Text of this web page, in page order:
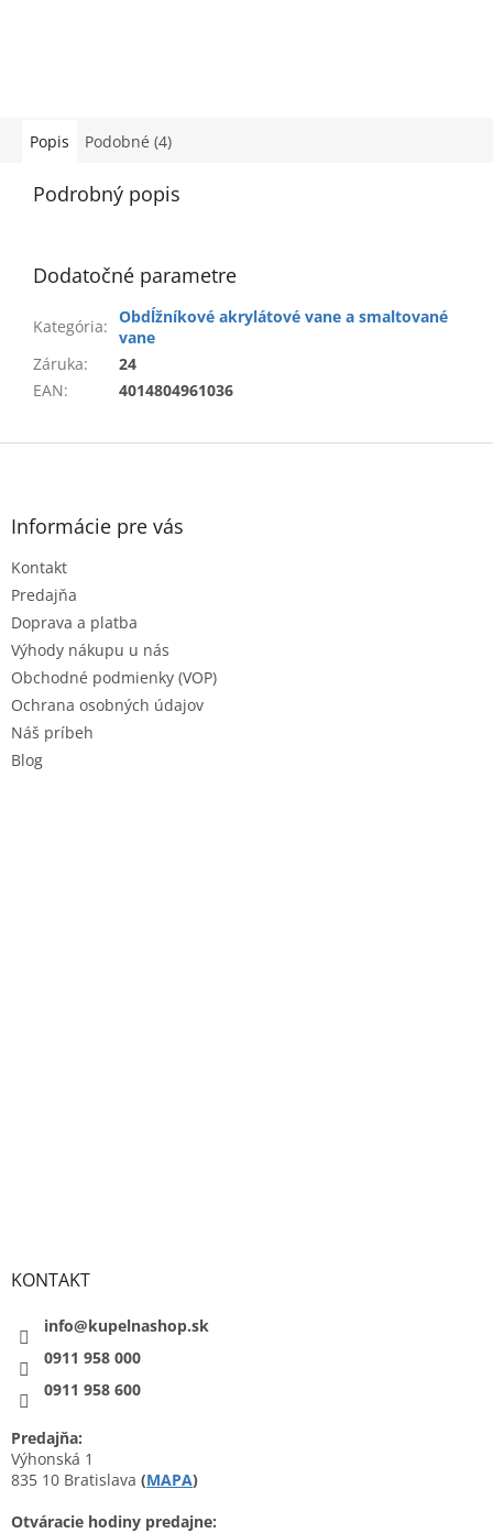
Popis Podobné (4)
Podrobný popis
Dodatočné parametre
Kategória: Obdĺžníkové akrylátové vane a smaltované
vane
Záruka:
24
EAN: 4014804961036
Z
Informácie pre vás
Kontakt
Predajňa
Doprava a platba
Výhody nákupu u nás
Obchodné podmienky (VOP)
Ochrana osobných údajov
Náš príbeh
Blog
KONTAKT
info@kupelnashop.sk
0911 958 000
0911 958 600
Predajňa:
Výhonská 1
835 10 Bratislava (MAPA)
Otváracie hodiny predajne: